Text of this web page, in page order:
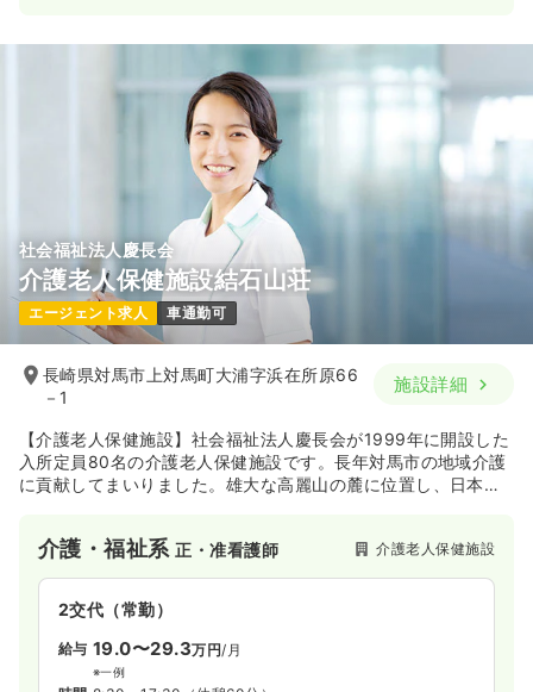
社会福祉法人慶長会
介護老人保健施設結石山荘
エージェント求人 車通勤可
長崎県対馬市上対馬町大浦字浜在所原66
－1
施設詳細
【介護老人保健施設】社会福祉法人慶長会が1999年に開設した
入所定員80名の介護老人保健施設です。長年対馬市の地域介護
に貢献してまいりました。雄大な高麗山の麓に位置し、日本海
介護・福祉系正・准看護師 介護老人保健施設
2交代（常勤）
給与 19.0〜29.3万円/月
※一例